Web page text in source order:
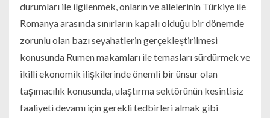
durumları ile ilgilenmek, onların ve ailelerinin Türkiye ile
Romanya arasında sınırların kapalı olduğu bir dönemde
zorunlu olan bazı seyahatlerin gerçekleştirilmesi
konusunda Rumen makamları ile temasları sürdürmek ve
ikilli ekonomik ilişkilerinde önemli bir ünsur olan
taşımacılık konusunda, ulaştırma sektörünün kesintisiz
faaliyeti devamı için gerekli tedbirleri almak gibi